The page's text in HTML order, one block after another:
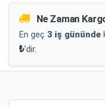
Ne Zaman
En geç 3 iş gününde
₺'dir.